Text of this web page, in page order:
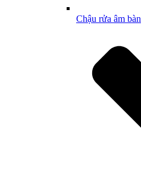
Chậu rửa âm bàn